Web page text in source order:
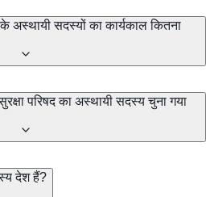
अस्थायी सदस्यों का कार्यकाल कितना
परिषद का अस्थायी सदस्य चुना गया
देश हैं?